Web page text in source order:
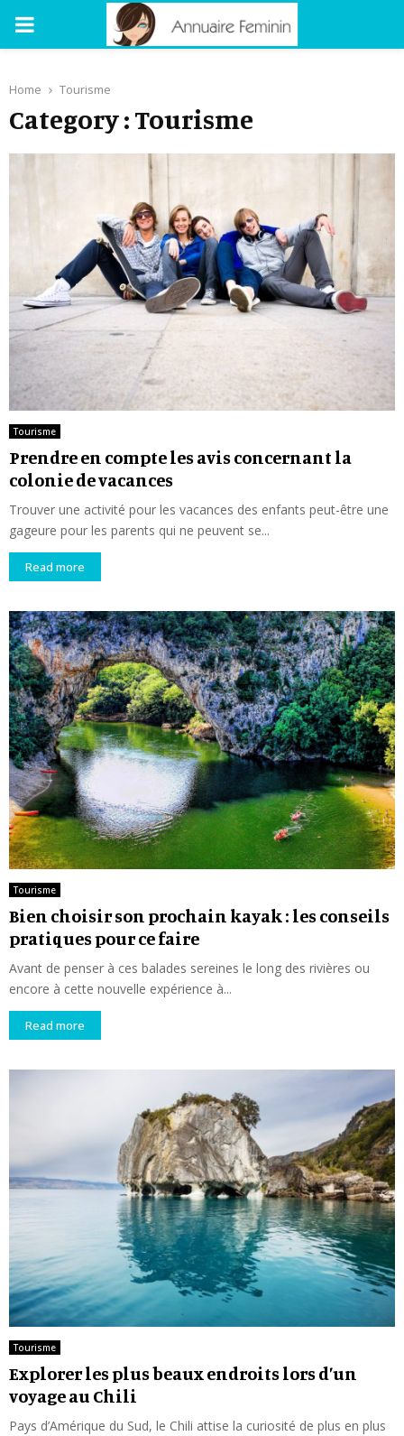
PRIMARY
Home Tourisme
Category : Tourisme
Tourisme
Prendre en compte les avis concernant la
colonie de vacances
Trouver une activité pour les vacances des enfants peut-être une
gageure pour les parents qui ne peuvent se...
Read more
Tourisme
Bien choisir son prochain kayak : les conseils
pratiques pour ce faire
Avant de penser à ces balades sereines le long des rivières ou
encore à cette nouvelle expérience à...
Read more
Tourisme
Explorer les plus beaux endroits lors d’un
voyage au Chili
Pays d’Amérique du Sud, le Chili attise la curiosité de plus en plus